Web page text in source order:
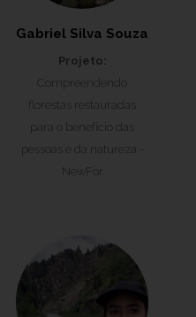
Gabriel Silva Souza
Projeto:
Compreendendo
florestas restauradas
para o benefício das
pessoas e da natureza -
NewFor